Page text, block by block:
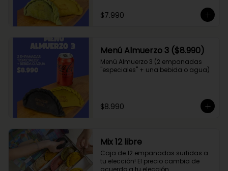
$7.990
Menú Almuerzo 3 ($8.990)
Menú Almuerzo 3 (2 empanadas
"especiales" + una bebida o agua)
$8.990
Mix 12 libre
Caja de 12 empanadas surtidas a
tu elección! El precio cambia de
acuerdo a tu elección.